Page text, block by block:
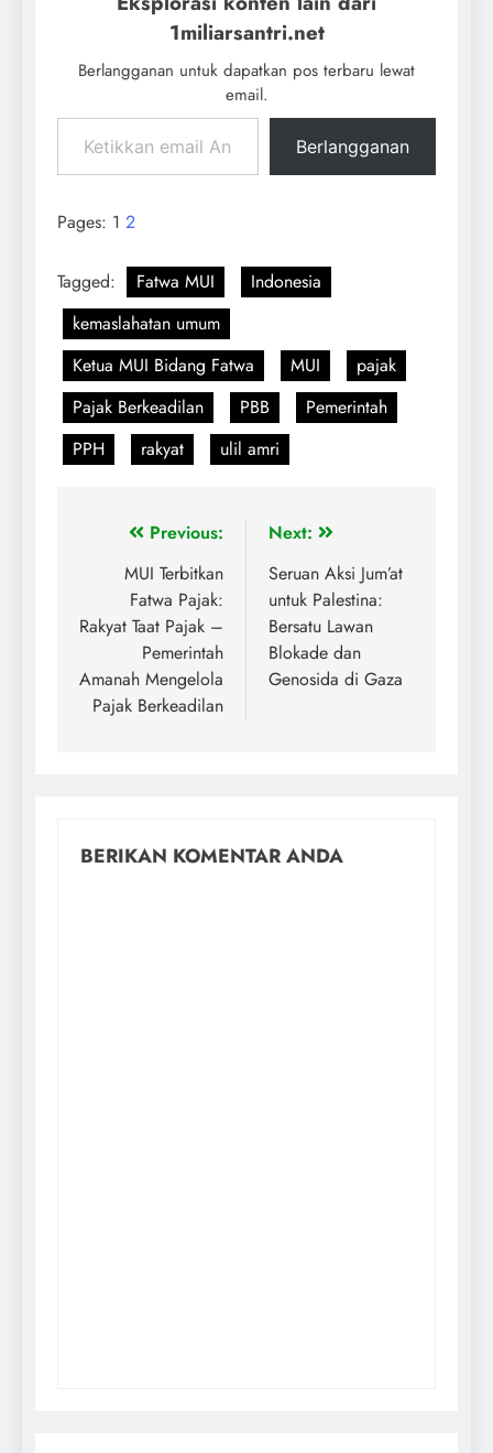
1miliarsantri.net
Berlangganan untuk dapatkan pos terbaru lewat
email.
Berlangganan
Pages: 1 2
Tagged: Fatwa MUI
Indonesia
kemaslahatan umum
Ketua MUI Bidang Fatwa
MUI
pajak
Pajak Berkeadilan
PBB
Pemerintah
PPH
rakyat ulil amri
Previous:
MUI Terbitkan
Fatwa Pajak:
Rakyat Taat Pajak –
Pemerintah
Amanah Mengelola
Pajak Berkeadilan
Next:
Seruan Aksi Jum’at
untuk Palestina:
Bersatu Lawan
Blokade dan
Genosida di Gaza
BERIKAN KOMENTAR ANDA